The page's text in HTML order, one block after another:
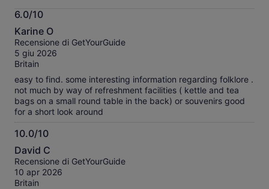
Maggiori
informazioni
sulle
nostre
recensioni
verificate
6.0/10
6.0
su
10
Karine O
Recensione di GetYourGuide
5 giu 2026
Britain
easy to find. some interesting information regarding folklore .
not much by way of refreshment facilities ( kettle and tea
bags on a small round table in the back) or souvenirs good
for a short look around
10.0/10
10.0
su
10
David C
Recensione di GetYourGuide
10 apr 2026
Britain